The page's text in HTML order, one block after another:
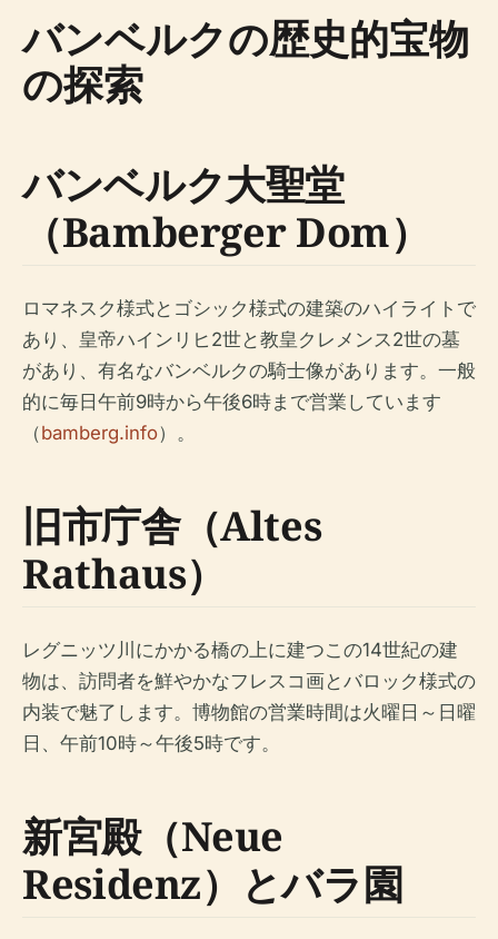
バンベルクの歴史的宝物
の探索
バンベルク大聖堂
（Bamberger Dom）
ロマネスク様式とゴシック様式の建築のハイライトで
あり、皇帝ハインリヒ2世と教皇クレメンス2世の墓
があり、有名なバンベルクの騎士像があります。一般
的に毎日午前9時から午後6時まで営業しています
（bamberg.info）。
旧市庁舎（Altes
Rathaus）
レグニッツ川にかかる橋の上に建つこの14世紀の建
物は、訪問者を鮮やかなフレスコ画とバロック様式の
内装で魅了します。博物館の営業時間は火曜日～日曜
日、午前10時～午後5時です。
新宮殿（Neue
Residenz）とバラ園